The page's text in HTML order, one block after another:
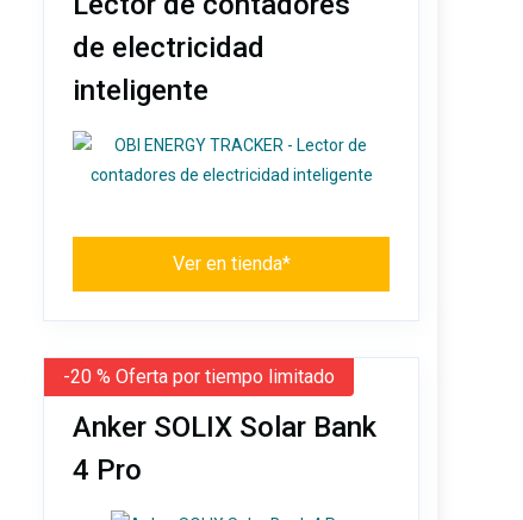
de electricidad
inteligente
Ver en tienda*
-20 % Oferta por tiempo limitado
Anker SOLIX Solar Bank
4 Pro